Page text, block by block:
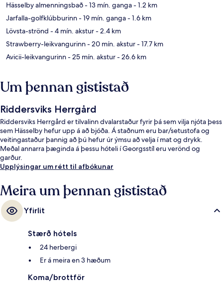
Hässelby almenningsbað- 13 mín. ganga- 1.2 km
Jarfalla-golfklúbburinn- 19 mín. ganga- 1.6 km
Lövsta-strönd - 4 mín. akstur- 2.4 km
Strawberry-leikvangurinn- 20 mín. akstur- 17.7 km
Avicii-leikvangurinn- 25 mín. akstur- 26.6 km
Um þennan gististað
Riddersviks Herrgård
Riddersviks Herrgård er tilvalinn dvalarstaður fyrir þá sem vilja njóta þess
sem Hässelby hefur upp á að bjóða. Á staðnum eru bar/setustofa og
veitingastaður þannig að þú hefur úr ýmsu að velja í mat og drykk.
Meðal annarra þæginda á þessu hóteli í Georgsstíl eru verönd og
garður.
Upplýsingar um rétt til afbókunar
Meira um þennan gististað
Yfirlit
Stærð hótels
24 herbergi
Er á meira en 3 hæðum
Koma/brottför